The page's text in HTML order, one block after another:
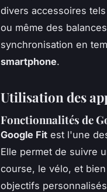
divers accessoires
ou même des
synchronisation en
smartphone.
Utilisation des
Fonctionnalités de
Google Fit est l'une
Elle permet de suivre
course, le vélo, et
objectifs